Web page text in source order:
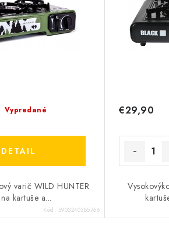
Vypredané
DETAIL
varič WILD HUNTER
kartuše a...
Kód: 5903240385768
€29,90